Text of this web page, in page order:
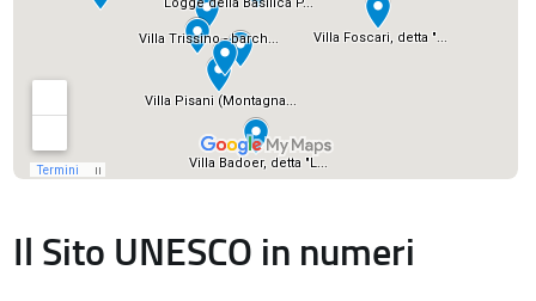
Il Sito UNESCO in numeri